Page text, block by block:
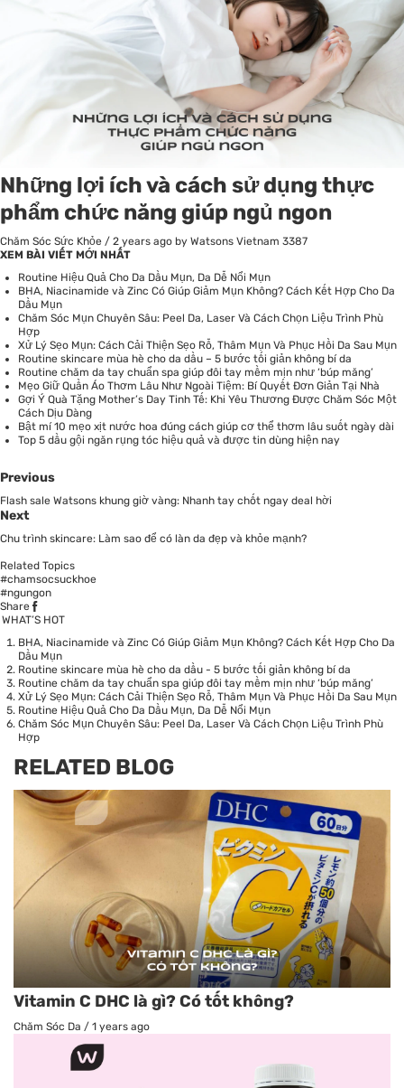
Những lợi ích và cách sử dụng thực
phẩm chức năng giúp ngủ ngon
Chăm Sóc Sức Khỏe / 2 years ago by Watsons Vietnam 3387
XEM BÀI VIẾT MỚI NHẤT
Routine Hiệu Quả Cho Da Dầu Mụn, Da Dễ Nổi Mụn
BHA, Niacinamide và Zinc Có Giúp Giảm Mụn Không? Cách Kết Hợp Cho Da
Dầu Mụn
Chăm Sóc Mụn Chuyên Sâu: Peel Da, Laser Và Cách Chọn Liệu Trình Phù
Hợp
Xử Lý Sẹo Mụn: Cách Cải Thiện Sẹo Rỗ, Thâm Mụn Và Phục Hồi Da Sau Mụn
Routine skincare mùa hè cho da dầu – 5 bước tối giản không bí da
Routine chăm da tay chuẩn spa giúp đôi tay mềm mịn như ‘búp măng’
Mẹo Giữ Quần Áo Thơm Lâu Như Ngoài Tiệm: Bí Quyết Đơn Giản Tại Nhà
Gợi Ý Quà Tặng Mother’s Day Tinh Tế: Khi Yêu Thương Được Chăm Sóc Một
Cách Dịu Dàng
Bật mí 10 mẹo xịt nước hoa đúng cách giúp cơ thể thơm lâu suốt ngày dài
Top 5 dầu gội ngăn rụng tóc hiệu quả và được tin dùng hiện nay
Previous
Flash sale Watsons khung giờ vàng: Nhanh tay chốt ngay deal hời
Next
Chu trình skincare: Làm sao để có làn da đẹp và khỏe mạnh?
Related Topics
#chamsocsuckhoe
#ngungon
Share
WHAT’S HOT
BHA, Niacinamide và Zinc Có Giúp Giảm Mụn Không? Cách Kết Hợp Cho Da
Dầu Mụn
Routine skincare mùa hè cho da dầu - 5 bước tối giản không bí da
Routine chăm da tay chuẩn spa giúp đôi tay mềm mịn như ‘búp măng’
Xử Lý Sẹo Mụn: Cách Cải Thiện Sẹo Rỗ, Thâm Mụn Và Phục Hồi Da Sau Mụn
Routine Hiệu Quả Cho Da Dầu Mụn, Da Dễ Nổi Mụn
Chăm Sóc Mụn Chuyên Sâu: Peel Da, Laser Và Cách Chọn Liệu Trình Phù
Hợp
RELATED BLOG
Vitamin C DHC là gì? Có tốt không?
Chăm Sóc Da / 1 years ago